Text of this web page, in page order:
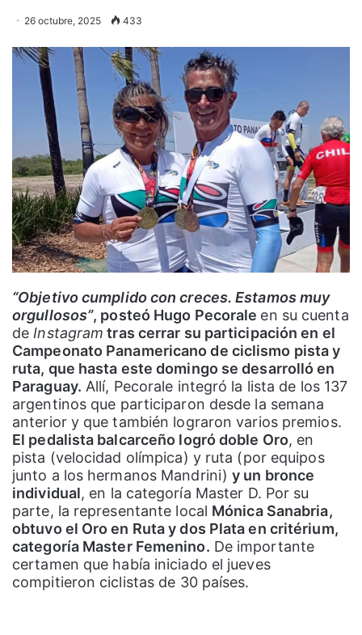
26 octubre, 2025 433
“Objetivo cumplido con creces. Estamos muy
orgullosos”, posteó Hugo Pecorale en su cuenta
de Instagram tras cerrar su participación en el
Campeonato Panamericano de ciclismo pista y
ruta, que hasta este domingo se desarrolló en
Paraguay. Allí, Pecorale integró la lista de los 137
argentinos que participaron desde la semana
anterior y que también lograron varios premios.
El pedalista balcarceño logró doble Oro, en
pista (velocidad olímpica) y ruta (por equipos
junto a los hermanos Mandrini)y un bronce
individual, en la categoría Master D. Por su
parte, la representante local Mónica Sanabria,
obtuvo el Oro en Ruta y dos Plata en critérium,
categoría Master Femenino. De importante
certamen que había iniciado el jueves
compitieron ciclistas de 30 países.